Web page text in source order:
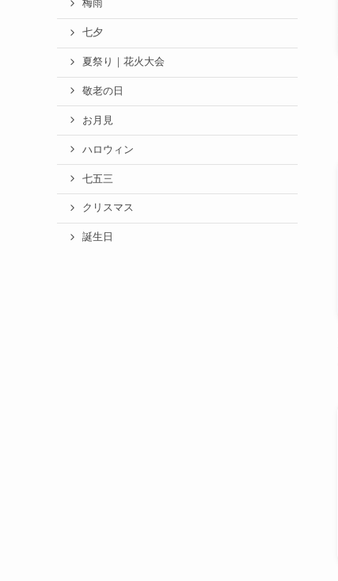
梅雨
七夕
夏祭り｜花火大会
敬老の日
お月見
ハロウィン
七五三
クリスマス
誕生日